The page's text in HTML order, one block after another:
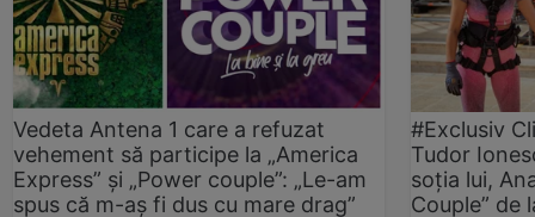
Vedeta Antena 1 care a refuzat
vehement să participe la „America
Express” și „Power couple”: „Le-am
spus că m-aș fi dus cu mare drag”
#Exclusiv
Tudor
soția lui,
Couple” de